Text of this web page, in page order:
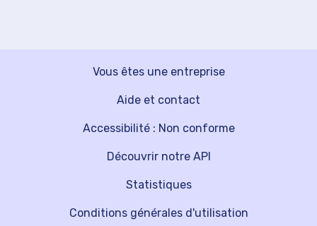
Vous êtes une entreprise
Découvrir notre API
Aide et contact
Statistiques
Accessibilité : Non conforme
Conditions générales d'utilisation